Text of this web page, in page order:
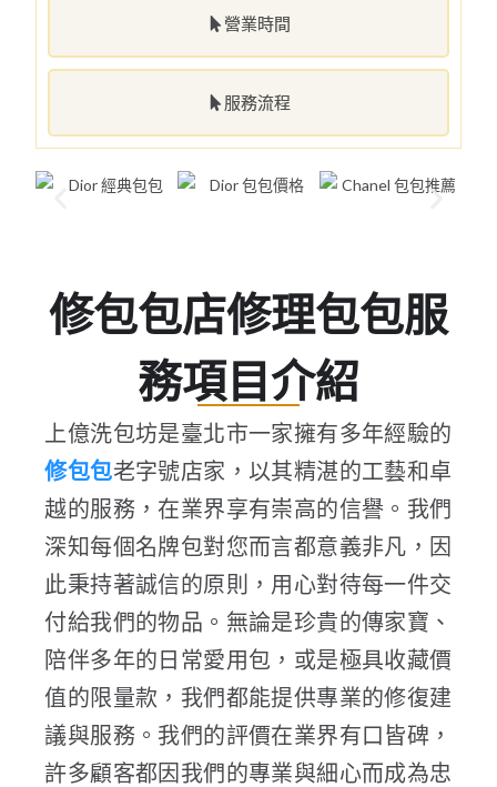
營業時間
服務流程
修包包店修理包包服
務項目介紹
上億洗包坊是臺北市一家擁有多年經驗的
修包包老字號店家，以其精湛的工藝和卓
越的服務，在業界享有崇高的信譽。我們
深知每個名牌包對您而言都意義非凡，因
此秉持著誠信的原則，用心對待每一件交
付給我們的物品。無論是珍貴的傳家寶、
陪伴多年的日常愛用包，或是極具收藏價
值的限量款，我們都能提供專業的修復建
議與服務。我們的評價在業界有口皆碑，
許多顧客都因我們的專業與細心而成為忠